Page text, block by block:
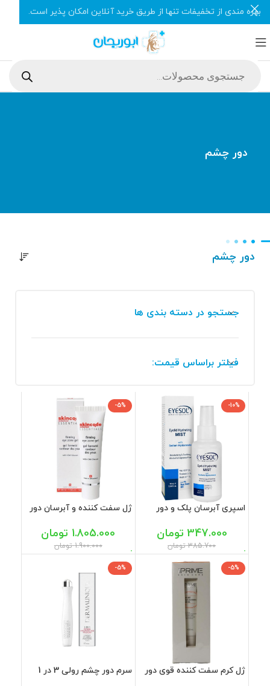
دور چشم
دور چشم
جستجو در دسته بندی ها
فیلتر براساس قیمت:
-10%
اسپری آبرسان پلک و دور
385.700 تومان
347.000 تومان
-5%
ژل سفت کننده و آبرسان دور
1.900.000 تومان
1.805.000 تومان
-5%
ژل کرم سفت کننده قوی دور
-5%
سرم دور چشم رولی 3 در 1
بهره مندی از تخفیفات تنها از طریق خرید آنلاین امکان پذیر است.